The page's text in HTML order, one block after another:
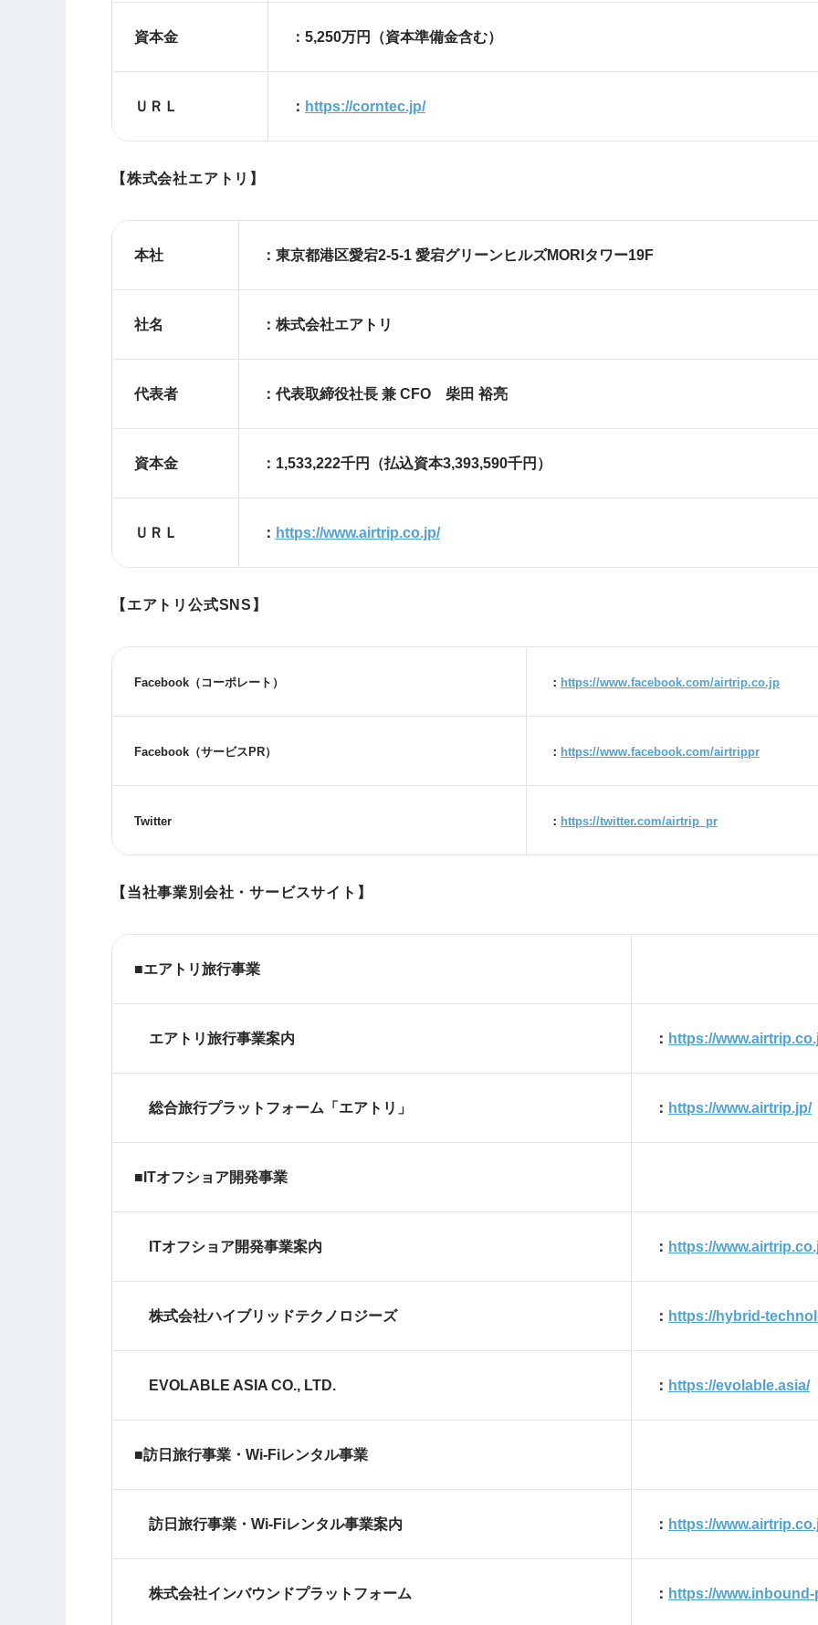
資本金 ：5,250万円（資本準備金含む）
ＵＲＬ ： https://corntec.jp/
【株式会社エアトリ】
本社 ：東京都港区愛宕2-5-1 愛宕グリーンヒルズMORIタワ
社名 ：株式会社エアトリ
代表者 ：代表取締役社長 兼 CFO 柴田 裕亮
資本金 ：1,533,222千円（払込資本3,393,590千円）
ＵＲＬ ： https://www.airtrip.co.jp/
【エアトリ公式SNS】
Facebook （コーポレート） ： https://www.facebook.com/airtrip.co.jp
Facebook （サービスPR） ： https://www.facebook.com/airtrippr
Twitter ： https://twitter.com/airtrip_pr
【当社事業別会社・サービスサイト】
■エアトリ旅行事業
エアトリ旅行事業案内 ： https://
総合旅行プラットフォーム「エアトリ」 ： https://www.airtrip.jp/
■ITオフショア開発事業
ITオフショア開発事業案内 ： https://
株式会社ハイブリッドテクノロジーズ ： https://hybrid-
EVOLABLE ASIA CO., LTD. ： https://evolable.asia/
■訪日旅行事業・Wi-Fiレンタル事業
訪日旅行事業・Wi-Fiレンタル事業案内 ： https://
株式会社インバウンドプラットフォーム ： https://